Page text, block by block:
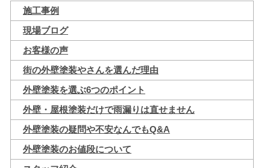
施工事例
現場ブログ
お客様の声
街の外壁塗装やさんを選んだ理由
外壁塗装を選ぶ6つのポイント
外壁・屋根塗装だけで雨漏りは直せません
外壁塗装の疑問や不安なんでもQ&A
外壁塗装のお値段について